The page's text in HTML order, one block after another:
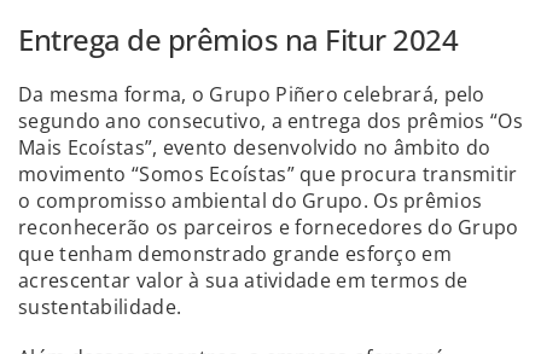
Entrega de prêmios na Fitur 2024
Da mesma forma, o Grupo Piñero celebrará, pelo
segundo ano consecutivo, a entrega dos prêmios “Os
Mais Ecoístas”, evento desenvolvido no âmbito do
movimento “Somos Ecoístas” que procura transmitir
o compromisso ambiental do Grupo. Os prêmios
reconhecerão os parceiros e fornecedores do Grupo
que tenham demonstrado grande esforço em
acrescentar valor à sua atividade em termos de
sustentabilidade.